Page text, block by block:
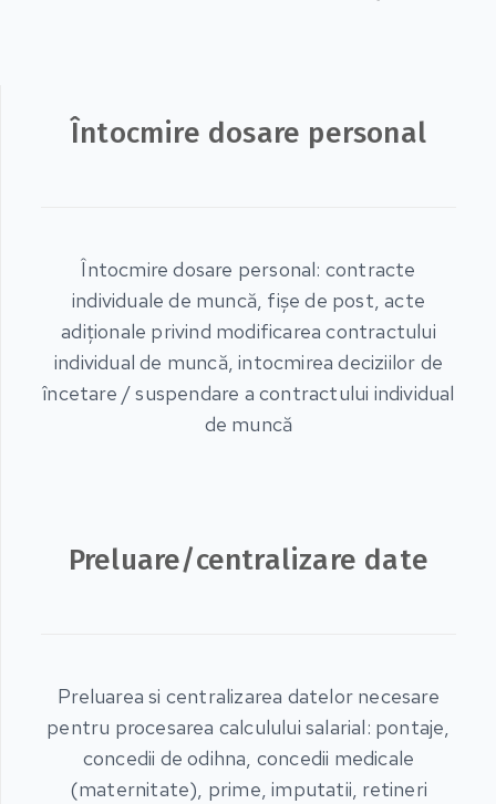
Întocmire dosare personal
Întocmire dosare personal: contracte
individuale de muncă, fişe de post, acte
adiţionale privind modificarea contractului
individual de muncă, intocmirea deciziilor de
încetare / suspendare a contractului individual
de muncă
Preluare/centralizare date
Preluarea si centralizarea datelor necesare
pentru procesarea calculului salarial: pontaje,
concedii de odihna, concedii medicale
(maternitate), prime, imputatii, retineri